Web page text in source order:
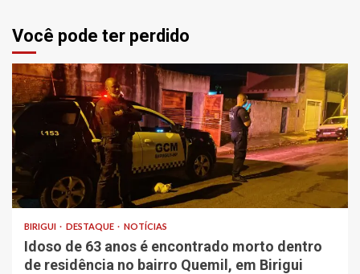
Você pode ter perdido
BIRIGUI DESTAQUE NOTÍCIAS
Idoso de 63 anos é encontrado morto dentro
de residência no bairro Quemil, em Birigui